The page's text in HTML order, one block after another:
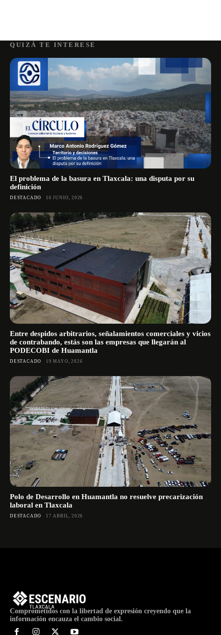
QUIZÁ TE INTERESE
El problema de la basura en Tlaxcala: una disputa por su
definición
DESTACADO 16 JUNIO, 2026
Entre despidos arbitrarios, señalamientos comerciales y vicios
de contrabando, estás son las empresas que llegarán al
PODECOBI de Huamantla
DESTACADO 19 MAYO, 2026
Polo de Desarrollo en Huamantla no resuelve precarización
laboral en Tlaxcala
DESTACADO 17 ABRIL, 2026
Comprometidos con la libertad de expresión creyendo que la
información encauza el cambio social.